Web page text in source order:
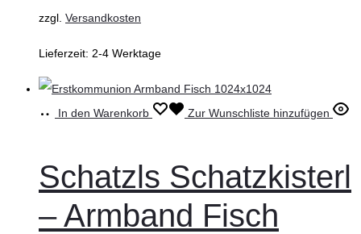
zzgl. Versandkosten
Lieferzeit: 2-4 Werktage
In den Warenkorb Zur Wunschliste hinzufügen
Schatzls Schatzkisterl
– Armband Fisch